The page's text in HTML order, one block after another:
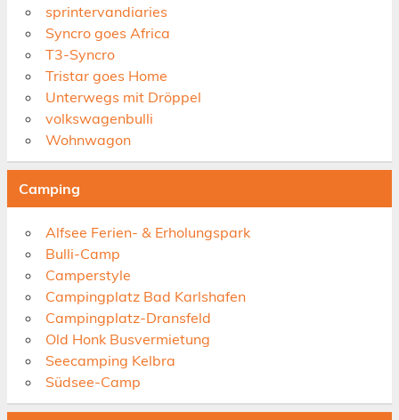
sprintervandiaries
Syncro goes Africa
T3-Syncro
Tristar goes Home
Unterwegs mit Dröppel
volkswagenbulli
Wohnwagon
Camping
Alfsee Ferien- & Erholungspark
Bulli-Camp
Camperstyle
Campingplatz Bad Karlshafen
Campingplatz-Dransfeld
Old Honk Busvermietung
Seecamping Kelbra
Südsee-Camp